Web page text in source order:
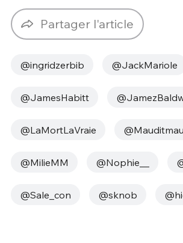
Partager l'article
@ingridzerbib @JackMariole
@JamesHabitt
@LaMortLaVraie
@MilieMM @Nophie__
@Sale_con @sknob